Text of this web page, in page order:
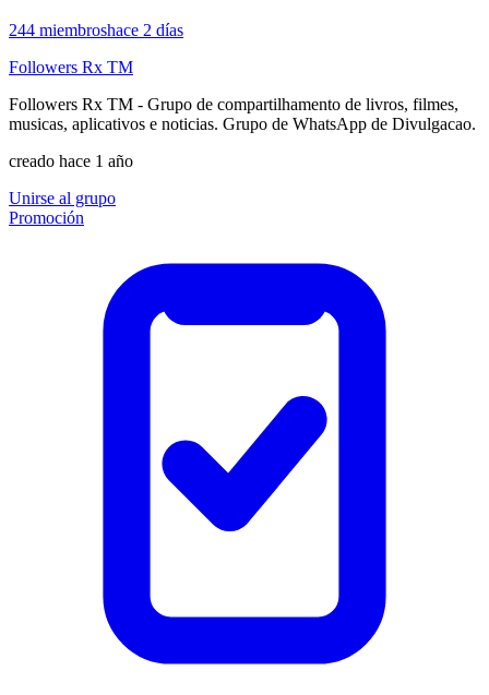
244 miembroshace 2 días
Followers Rx TM
Followers Rx TM - Grupo de compartilhamento de livros, filmes,
musicas, aplicativos e noticias. Grupo de WhatsApp de Divulgacao.
creado hace 1 año
Unirse al grupo
Promoción